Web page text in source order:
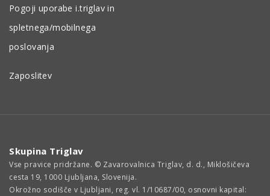
Pogoji uporabe i.triglav in
spletnega/mobilnega
poslovanja
Zaposlitev
Skupina Triglav
Vse pravice pridržane. © Zavarovalnica Triglav, d. d., Miklošičeva
cesta 19, 1000 Ljubljana, Slovenija.
Okrožno sodišče v Ljubljani, reg. vl. 1/10687/00, osnovni kapital: